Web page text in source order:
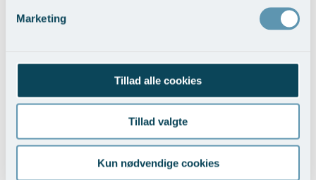
Marketing
Tillad alle cookies
Tillad valgte
Kun nødvendige cookies
Ændring af næsetippen
Vis behandlingseksempler>